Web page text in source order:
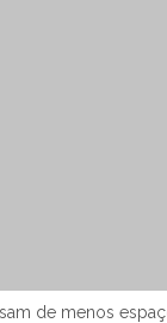
de menos